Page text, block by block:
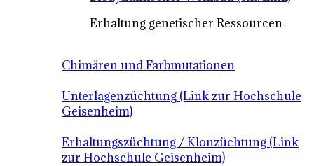
Erhaltung genetischer Ressourcen
Chimären und Farbmutationen
Unterlagenzüchtung (Link zur Hochschule
Geisenheim)
Erhaltungszüchtung / Klonzüchtung (Link
zur Hochschule Geisenheim)